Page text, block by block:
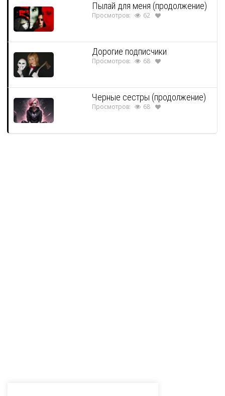
Пылай для меня (продолжение)
Просмотров: 62
Дорогие подписчики
Просмотров: 68
Черные сестры (продолжение)
Просмотров: 68